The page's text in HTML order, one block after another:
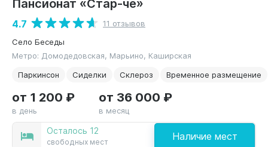
4.7
11 отзывов
Село Беседы
Метро: Домодедовская, Марьино, Каширская
Паркинсон
Сиделки Склероз Временное размещение
Осталось 12
свободных мест Наличие мест
от 1 200 ₽
в день
от 36 000 ₽
в месяц